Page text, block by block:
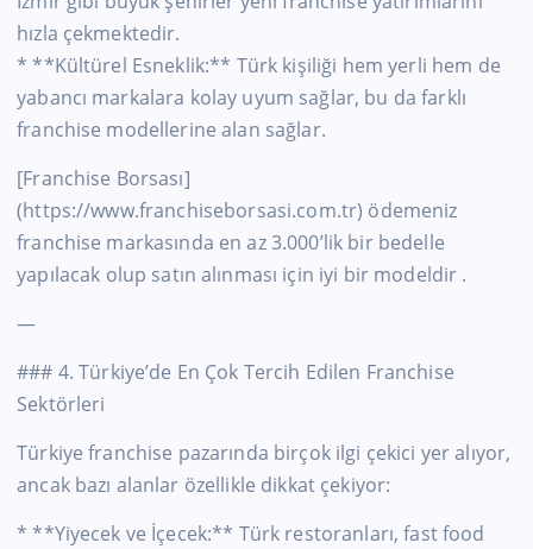
hızla çekmektedir.
* **Kültürel Esneklik:** Türk kişiliği hemyerli hem de
yabancı markalara kolay uyum sağlar, bu da farklı
franchise modellerine alan sağlar.
[Franchise Borsası]
(https://www.franchiseborsasi.com.tr) ödemeniz
franchise markasında en az 3.000’lik bir bedelle
yapılacak olup satın alınması için iyi bir modeldir .
—
### 4.Türkiye’de En Çok Tercih Edilen Franchise
Sektörleri
Türkiye franchise pazarında birçok ilgi çekici yer alıyor,
ancak bazı alanlar özellikle dikkat çekiyor:
* **Yiyecek ve İçecek:** Türk restoranları, fast food